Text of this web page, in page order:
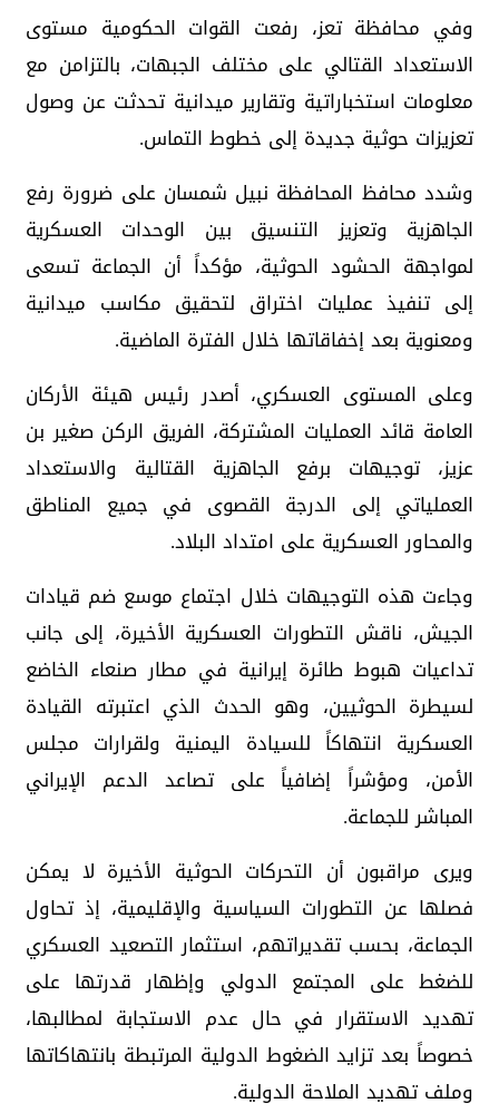
وفي محافظة تعز، رفعت القوات الحكومية مستوى
الاستعداد القتالي على مختلف الجبهات، بالتزامن مع
معلومات استخباراتية وتقارير ميدانية تحدثت عن وصول
تعزيزات حوثية جديدة إلى خطوط التماس.
وشدد محافظ المحافظة نبيل شمسان على ضرورة رفع
الجاهزية وتعزيز التنسيق بين الوحدات العسكرية
لمواجهة الحشود الحوثية، مؤكداً أن الجماعة تسعى
إلى تنفيذ عمليات اختراق لتحقيق مكاسب ميدانية
ومعنوية بعد إخفاقاتها خلال الفترة الماضية.
وعلى المستوى العسكري، أصدر رئيس هيئة الأركان
العامة قائد العمليات المشتركة، الفريق الركن صغير بن
عزيز، توجيهات برفع الجاهزية القتالية والاستعداد
العملياتي إلى الدرجة القصوى في جميع المناطق
والمحاور العسكرية على امتداد البلاد.
وجاءت هذه التوجيهات خلال اجتماع موسع ضم قيادات
الجيش، ناقش التطورات العسكرية الأخيرة، إلى جانب
تداعيات هبوط طائرة إيرانية في مطار صنعاء الخاضع
لسيطرة الحوثيين، وهو الحدث الذي اعتبرته القيادة
العسكرية انتهاكاً للسيادة اليمنية ولقرارات مجلس
الأمن، ومؤشراً إضافياً على تصاعد الدعم الإيراني
المباشر للجماعة.
ويرى مراقبون أن التحركات الحوثية الأخيرة لا يمكن
فصلها عن التطورات السياسية والإقليمية، إذ تحاول
الجماعة، بحسب تقديراتهم، استثمار التصعيد العسكري
للضغط على المجتمع الدولي وإظهار قدرتها على
تهديد الاستقرار في حال عدم الاستجابة لمطالبها،
خصوصاً بعد تزايد الضغوط الدولية المرتبطة بانتهاكاتها
وملف تهديد الملاحة الدولية.